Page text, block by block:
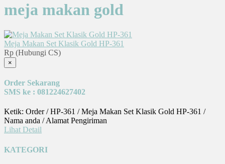
meja makan gold
Meja Makan Set Klasik Gold HP-361
Rp (Hubungi CS)
×
Order Sekarang
SMS ke : 081224627402
Ketik: Order / HP-361 / Meja Makan Set Klasik Gold HP-361 /
Nama anda / Alamat Pengiriman
Lihat Detail
KATEGORI